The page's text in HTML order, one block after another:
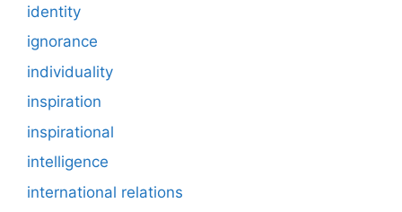
identity
ignorance
individuality
inspiration
inspirational
intelligence
international relations